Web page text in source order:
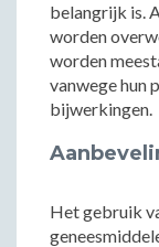
belangrijk is.
worden
worden
vanwege hun
bijwerkingen.
Het gebruik